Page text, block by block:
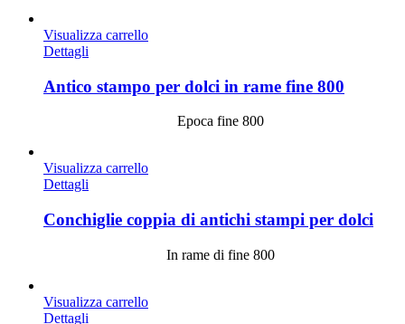
Visualizza carrello
Dettagli
Antico stampo per dolci in rame fine 800
Epoca fine 800
Visualizza carrello
Dettagli
Conchiglie coppia di antichi stampi per dolci
In rame di fine 800
Visualizza carrello
Dettagli